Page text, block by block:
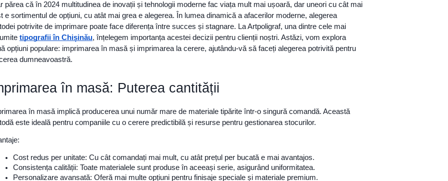
părea că în 2024 multitudinea de inovații și tehnologii moderne fac viața mult mai ușoară, dar uneori cu cât mai
e sortimentul de opțiuni, cu atât mai grea e alegerea. În lumea dinamică a afacerilor moderne, alegerea
potrivite de imprimare poate face diferența între succes și stagnare. La Artpoligraf, una dintre cele mai
tipografii în Chișinău, înțelegem importanța acestei decizii pentru clienții noștri. Astăzi, vom explora
opțiuni populare: imprimarea în masă și imprimarea la cerere, ajutându-vă să faceți alegerea potrivită pentru
dumneavoastră.
în masă: Puterea cantității
în masă implică producerea unui număr mare de materiale tipărite într-o singură comandă. Această
este ideală pentru companiile cu o cerere predictibilă și resurse pentru gestionarea stocurilor.
Cost redus per unitate: Cu cât comandați mai mult, cu atât prețul per bucată e mai avantajos.
Consistența calității: Toate materialele sunt produse în aceeași serie, asigurând uniformitatea.
Personalizare avansată: Oferă mai multe opțiuni pentru finisaje speciale și materiale premium.